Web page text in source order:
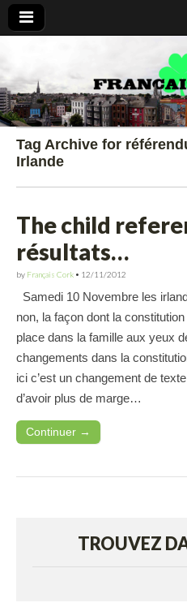
Francais Cork
Tag Archive for
Irlande
The child
résultats…
by Français Cork • 12/11/2012
Samedi 10 Novembre les
non, la façon dont la
place dans la famille aux yeux
changements dans la
ici c’est un changement de
d’avoir plus de marge…
Continuer →
TROUVEZ